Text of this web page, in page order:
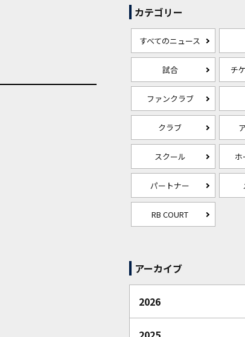
カテゴリー
すべてのニュース
試合 チ
ファンクラブ
クラブ
スクール ホ
パートナー
RB COURT
アーカイブ
2026